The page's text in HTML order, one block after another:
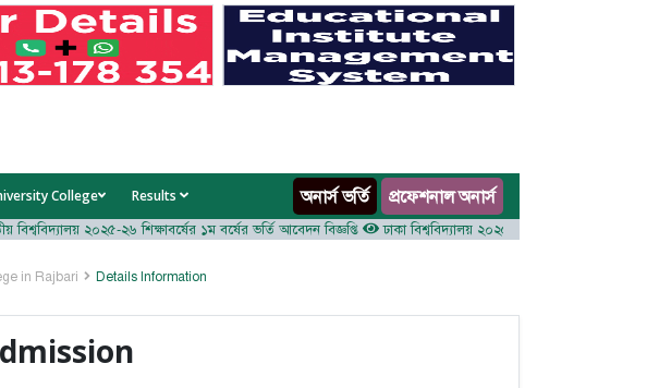
College Results অনার্স ভর্তি প্রফেশনাল অনার্স
২০২৫-২৬ শিক্ষাবর্ষের ১ম বর্ষের ভর্তি আবেদন বিজ্ঞপ্তি ঢাকা বিশ্ববিদ্যালয় ২০২৫-২৬ শিক্ষাবর্ষে আন্ডারগ্র্যাজুয়েট
in Rajbari Details Information